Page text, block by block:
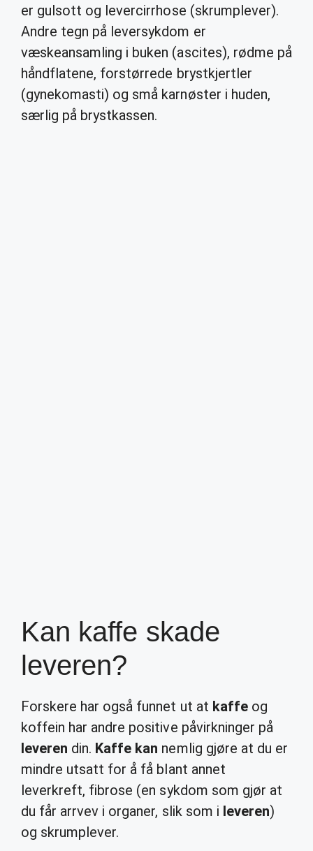
er gulsott og levercirrhose (skrumplever).
Andre tegn på leversykdom er
væskeansamling i buken (ascites), rødme på
håndflatene, forstørrede brystkjertler
(gynekomasti) og små karnøster i huden,
særlig på brystkassen.
Kan kaffe skade
leveren?
Forskere har også funnet ut at kaffeog
koffein har andre positive påvirkninger på
leveren din. Kaffe kan nemlig gjøre at du er
mindre utsatt for å få blant annet
leverkreft, fibrose (en sykdom som gjør at
du får arrvev i organer, slik som i leveren)
og skrumplever.